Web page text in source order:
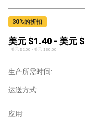
30%的折扣
美元 $1.40 - 美元 $
美元 $2.00-美元 $30.00
生产所需时间:
运送方式:
应用: